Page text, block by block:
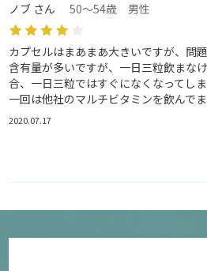
ノブ さん 50～54歳 男性
カプセルはまあまあ大きいですが、問
含有量が多いですが、一日三粒飲まな
合、一日三粒ではすぐになくなってし
一回は他社のマルチビタミンを飲んでま
2020.07.17